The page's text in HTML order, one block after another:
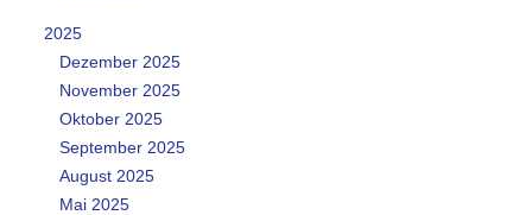
2025
Dezember 2025
November 2025
Oktober 2025
September 2025
August 2025
Mai 2025